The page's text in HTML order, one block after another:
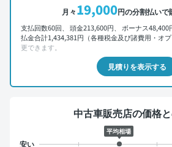
月々19,000円の分割払いで
支払回数60回、 頭金213,600円、 ボーナス
払金合計1,434,381円（各種税金及び諸費用・オプ
更できます。
見積りを表示する
中古車販売店の価格
平均相場